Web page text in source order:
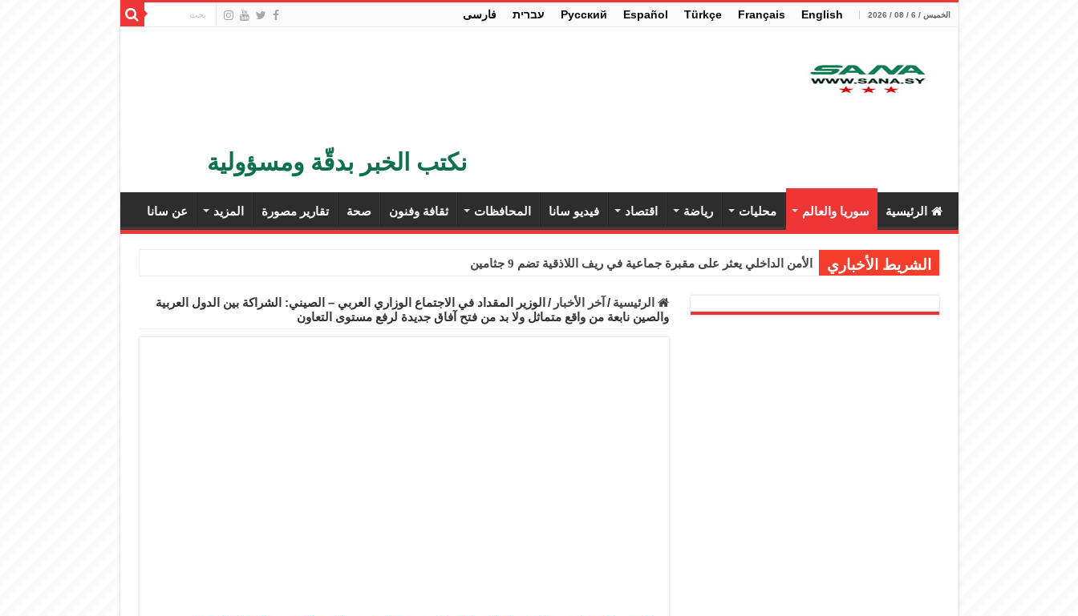
الخميس / 6 / 08 / 2026 English
Français
Türkçe
Español
Pусский עברית فارسی
نكتب الخبر بدقّة ومسؤولية
الرئيسية سوريا والعالم محليات رياضة اقتصاد فيديو سانا المحافظات ثقافة وفنون صحة تقارير مصورة المزيد عن سانا
الشريط الأخباري الأمن الداخلي يعثر على مقبرة جماعية في ريف اللاذقية تضم 9 جثامين
برنية: مرسوم بإعفاء مستهلكي الكهرباء المنزلية والتجارية والصناعية من الرسوم
الرئيسية / آخر الأخبار / الوزير المقداد في الاجتماع الوزاري العربي – الصيني: الشراكة بين الدول العربية
والصين نابعة من واقع متماثل ولا بد من فتح آفاق جديدة لرفع مستوى التعاون